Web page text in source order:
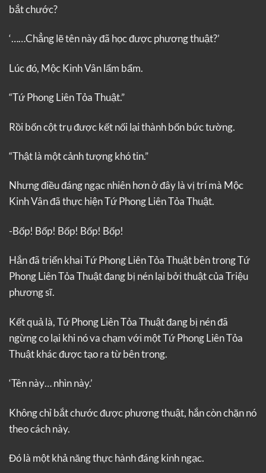
bắt chước?
‘……Chẳng lẽ tên này đã học được phương thuật?’
Lúc đó, Mộc Kinh Vân lẩm bẩm.
“Tứ Phong Liên Tỏa Thuật.”
Rồi bốn cột trụ được kết nối lại thành bốn bức tường.
“Thật là một cảnh tượng khó tin.”
Nhưng điều đáng ngạc nhiên hơn ở đây là vị trí mà Mộc
Kinh Vân đã thực hiện Tứ Phong Liên Tỏa Thuật.
-Bốp! Bốp! Bốp! Bốp! Bốp!
Hắn đã triển khai Tứ Phong Liên Tỏa Thuật bên trong Tứ
Phong Liên Tỏa Thuật đang bị nén lại bởi thuật của Triệu
phương sĩ.
Kết quả là, Tứ Phong Liên Tỏa Thuật đang bị nén đã
ngừng co lại khi nó va chạm với một Tứ Phong Liên Tỏa
Thuật khác được tạo ra từ bên trong.
‘Tên này… nhìn này.’
Không chỉ bắt chước được phương thuật, hắn còn chặn nó
theo cách này.
Đó là một khả năng thực hành đáng kinh ngạc.